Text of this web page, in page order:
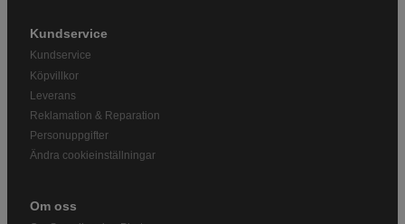
Kundservice
Kundservice
Köpvillkor
Leverans
Reklamation & Reparation
Personuppgifter
Ändra cookieinställningar
Om oss